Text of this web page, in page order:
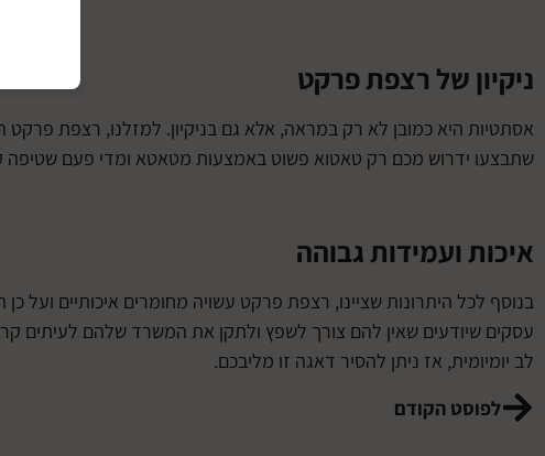
ניקיון של רצפת פרקט
אסתטיות היא כמובן לא רק במראה, אלא גם בניקיון. למזלנו, רצפת פרקט
שתבצעו ידרוש מכם רק טאטוא פשוט באמצעות מטאטא ומדי פעם שטיפה
איכות ועמידות גבוהה
בנוסף לכל היתרונות שציינו, רצפת פרקט עשויה מחומרים איכותיים
עסקים שיודעים שאין להם צורך לשפץ ולתקן את המשרד שלהם לעיתים
לב יומיומית, אז ניתן להסיר דאגה זו מליבכם.
לפוסט הקודם